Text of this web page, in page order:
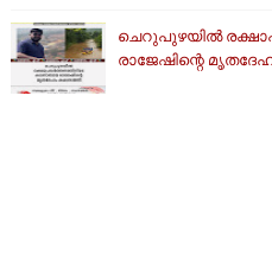
ചെറുപുഴയിൽ
രാജേഷിന്റെ